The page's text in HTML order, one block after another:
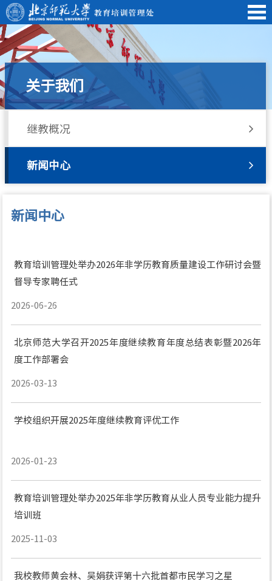
关于我们
继教概况
新闻中心
新闻中心
位置:首页»关于我们» 新闻中心
教育培训管理处举办2026年非学历教育质量建设工作研讨会暨
督导专家聘任式
2026-06-26
北京师范大学召开2025年度继续教育年度总结表彰暨2026年
度工作部署会
2026-03-13
学校组织开展2025年度继续教育评优工作
2026-01-23
教育培训管理处举办2025年非学历教育从业人员专业能力提升
培训班
2025-11-03
我校教师黄会林、吴娟获评第十六批首都市民学习之星